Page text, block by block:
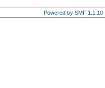
Powered by SMF 1.1.10